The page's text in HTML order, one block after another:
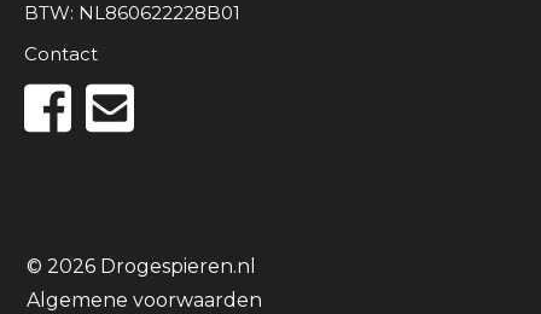
BTW: NL860622228B01
Contact
© 2026 Drogespieren.nl
Algemene voorwaarden